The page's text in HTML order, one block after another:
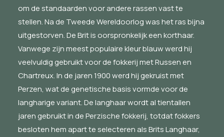
om de standaarden voor andere rassen vast te
stellen. Na de Tweede Wereldoorlog was het ras bijna
uitgestorven. De Brit is oorspronkelijk een korthaar.
Vanwege zijn meest populaire kleur blauw werd hij
veelvuldig gebruikt voor de fokkerij met Russen en
Chartreux. In de jaren 1900 werd hij gekruist met
Perzen, wat de genetische basis vormde voor de
langharige variant. De langhaar wordt al tientallen
jaren gebruikt in de Perzische fokkerij, totdat fokkers
besloten hem apart te selecteren als Brits Langhaar,